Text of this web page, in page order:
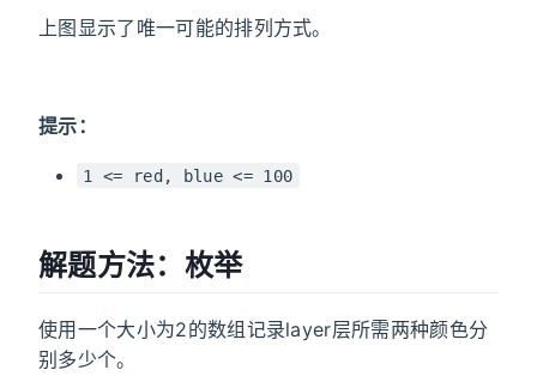
上图显示了唯一可能的排列方式。
提示：
1 <= red, blue <= 100
解题方法：枚举
使用一个大小为2的数组记录layer层所需两种颜色分
别多少个。